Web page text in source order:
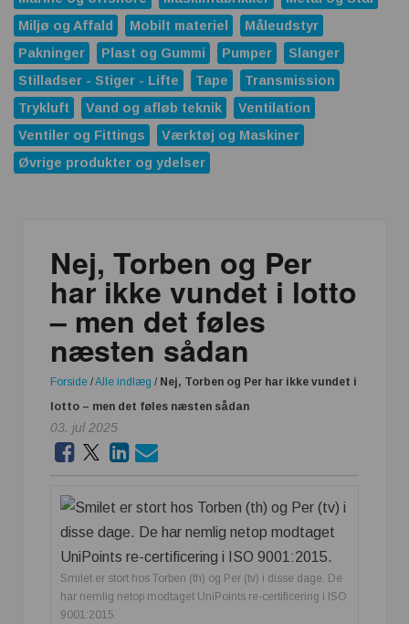
Miljø og Affald
Mobilt materiel
Måleudstyr
Pakninger
Plast og Gummi Pumper
Slanger
Stilladser - Stiger - Lifte
Tape
Transmission
Trykluft
Vand og afløb teknik
Ventilation
Ventiler og Fittings
Værktøj og Maskiner
Øvrige produkter og ydelser
Nej, Torben og Per
har ikke vundet i lotto
– men det føles
næsten sådan
Forside /Alle indlæg / Nej, Torben og Per har ikke vundet i
lotto – men det føles næsten sådan
03. jul 2025
Smilet er stort hos Torben (th) og Per (tv) i disse dage. De
har nemlig netop modtaget UniPoints re-certificering i ISO
9001:2015.